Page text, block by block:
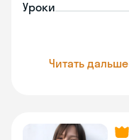
Уроки
Читать дальше